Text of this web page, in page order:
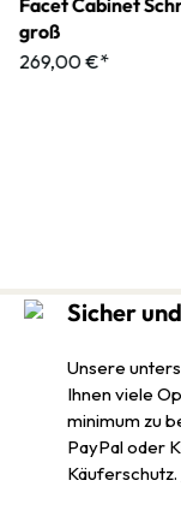
groß
269,00 €*
Sicher
Unsere
Ihnen viele
minimum zu
PayPal oder
Käuferschutz.